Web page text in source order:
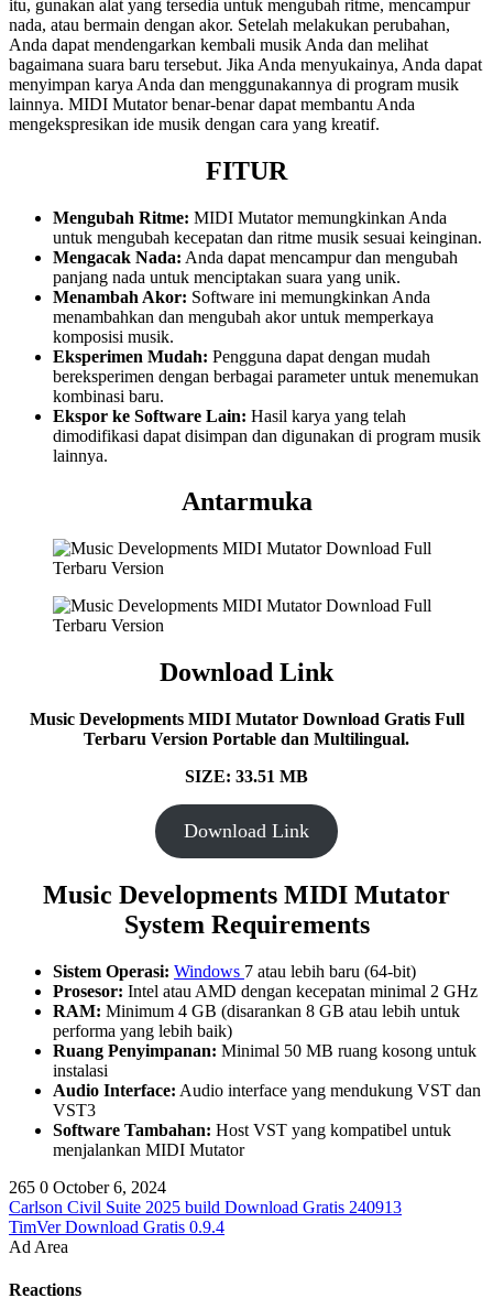
itu, gunakan alat yang tersedia untuk mengubah ritme, mencampur
nada, atau bermain dengan akor. Setelah melakukan perubahan,
Anda dapat mendengarkan kembali musik Anda dan melihat
bagaimana suara baru tersebut. Jika Anda menyukainya, Anda dapat
menyimpan karya Anda dan menggunakannya di program musik
lainnya. MIDI Mutator benar-benar dapat membantu Anda
mengekspresikan ide musik dengan cara yang kreatif.
FITUR
Mengubah Ritme: MIDI Mutator memungkinkan Anda
untuk mengubah kecepatan dan ritme musik sesuai keinginan.
Mengacak Nada: Anda dapat mencampur dan mengubah
panjang nada untuk menciptakan suara yang unik.
Menambah Akor: Software ini memungkinkan Anda
menambahkan dan mengubah akor untuk memperkaya
komposisi musik.
Eksperimen Mudah: Pengguna dapat dengan mudah
bereksperimen dengan berbagai parameter untuk menemukan
kombinasi baru.
Ekspor ke Software Lain: Hasil karya yang telah
dimodifikasi dapat disimpan dan digunakan di program musik
lainnya.
Antarmuka
Download Link
Music Developments MIDI Mutator Download Gratis Full
Terbaru Version Portable dan Multilingual.
SIZE: 33.51 MB
Download Link
Music Developments MIDI Mutator
System Requirements
Sistem Operasi: Windows 7 atau lebih baru (64-bit)
Prosesor: Intel atau AMD dengan kecepatan minimal 2 GHz
RAM: Minimum 4 GB (disarankan 8 GB atau lebih untuk
performa yang lebih baik)
Ruang Penyimpanan: Minimal 50 MB ruang kosong untuk
instalasi
Audio Interface: Audio interface yang mendukung VST dan
VST3
Software Tambahan: Host VST yang kompatibel untuk
menjalankan MIDI Mutator
265 0 October 6, 2024
Carlson Civil Suite 2025 build Download Gratis 240913
TimVer Download Gratis 0.9.4
Ad Area
Reactions